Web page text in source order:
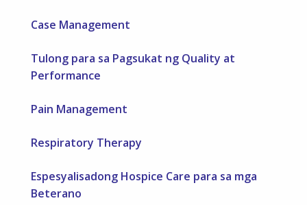
Case Management
Tulong para sa Pagsukat ng Quality at
Performance
Pain Management
Respiratory Therapy
Espesyalisadong Hospice Care para sa mga
Beterano